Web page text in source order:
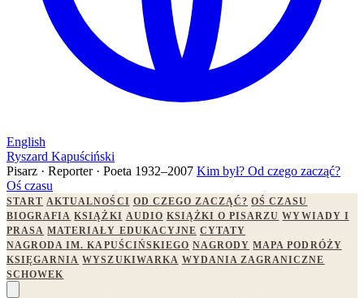
English
Ryszard Kapuściński
Pisarz · Reporter · Poeta 1932–2007 Kim był? Od czego zacząć?
Oś czasu
START AKTUALNOŚCI OD CZEGO ZACZĄĆ? OŚ CZASU
BIOGRAFIA KSIĄŻKI AUDIO KSIĄŻKI O PISARZU WYWIADY I
PRASA MATERIAŁY EDUKACYJNE CYTATY
NAGRODA IM. KAPUŚCIŃSKIEGO NAGRODY MAPA PODRÓŻY
KSIĘGARNIA WYSZUKIWARKA WYDANIA ZAGRANICZNE
SCHOWEK